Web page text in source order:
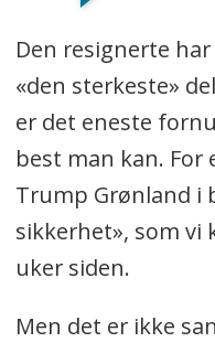
Den resignerte
«den sterkeste»
er det eneste
best man kan. For
Trump Grønland i
sikkerhet», som vi
uker siden.
Men det er ikke